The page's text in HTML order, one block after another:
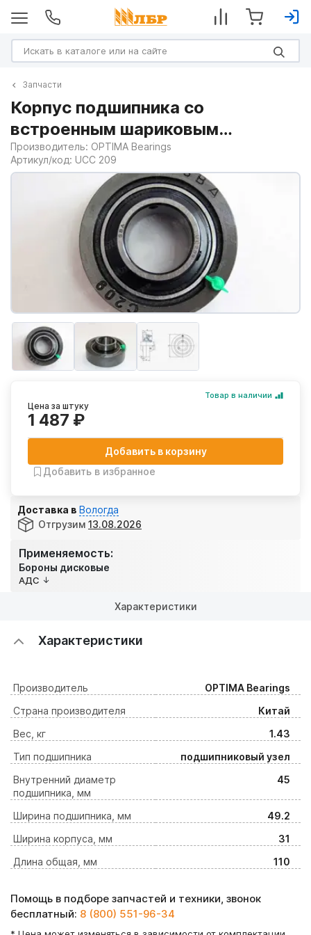
Запчасти
Корпус подшипника со
встроенным шариковым
подшипником UCC209dt
Производитель: OPTIMA Bearings
Артикул/код: UCC 209
Применяемость:
Бороны дисковые
АДС
Товар в наличии
Цена за штуку
1 487 ₽
Добавить в корзину
Добавить в избранное
Доставка в Вологда
Отгрузим 13.08.2026
Характеристики
Характеристики
Производитель
OPTIMA Bearings
Страна производителя
Китай
Вес, кг
1.43
Тип подшипника
подшипниковый узел
Внутренний диаметр
подшипника, мм
45
Ширина подшипника, мм
49.2
Ширина корпуса, мм
31
Длина общая, мм
110
Помощь в подборе запчастей и техники, звонок
бесплатный: 8 (800) 551-96-34